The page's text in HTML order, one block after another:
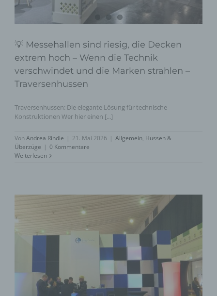
💡 Messehallen sind riesig, die Decken
extrem hoch – Wenn die Technik
verschwindet und die Marken strahlen –
Traversenhussen
Traversenhussen: Die elegante Lösung für technische
Konstruktionen Wer hier einen [...]
Von Andrea Rindle | 21. Mai 2026 | Allgemein, Hussen &
Überzüge | 0 Kommentare
Weiterlesen